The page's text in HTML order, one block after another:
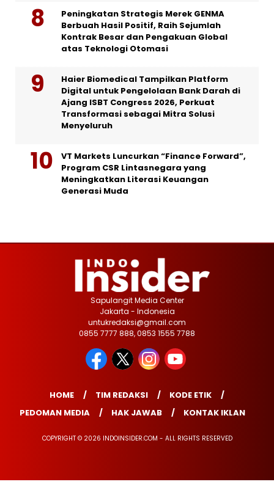
Peningkatan Strategis Merek GENMA
Berbuah Hasil Positif, Raih Sejumlah
Kontrak Besar dan Pengakuan Global
atas Teknologi Otomasi
Haier Biomedical Tampilkan Platform
Digital untuk Pengelolaan Bank Darah di
Ajang ISBT Congress 2026, Perkuat
Transformasi sebagai Mitra Solusi
Menyeluruh
VT Markets Luncurkan “Finance Forward”,
Program CSR Lintasnegara yang
Meningkatkan Literasi Keuangan
Generasi Muda
Sapulangit Media Center
Jakarta - Indonesia
untukredaksi@gmail.com
0855 7777 888, 0853 1555 7788
HOME TIM REDAKSI
KODE ETIK
PEDOMAN MEDIA
HAK JAWAB KONTAK IKLAN
COPYRIGHT © 2026 INDOINSIDER.COM - ALL RIGHTS RESERVED